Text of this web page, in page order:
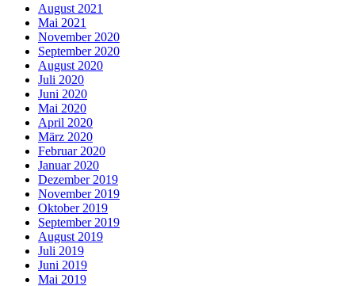
August 2021
Mai 2021
November 2020
September 2020
August 2020
Juli 2020
Juni 2020
Mai 2020
April 2020
März 2020
Februar 2020
Januar 2020
Dezember 2019
November 2019
Oktober 2019
September 2019
August 2019
Juli 2019
Juni 2019
Mai 2019